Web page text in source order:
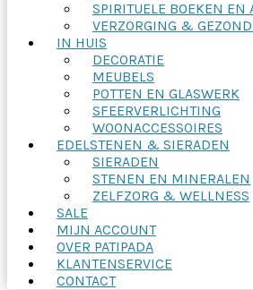
SPIRITUELE BOEKEN EN
VERZORGING &
IN HUIS
DECORATIE
MEUBELS
POTTEN EN GLASWERK
SFEERVERLICHTING
WOONACCESSOIRES
EDELSTENEN & SIERADEN
SIERADEN
STENEN EN MINERALEN
ZELFZORG & WELLNESS
SALE
MIJN ACCOUNT
OVER PATIPADA
KLANTENSERVICE
CONTACT